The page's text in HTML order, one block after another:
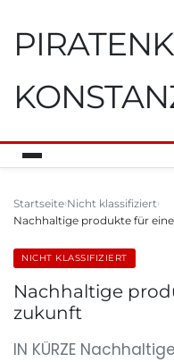
Startseite Nicht klassifiziert
Nachhaltige produkte für
NICHT KLASSIFIZIERT
Nachhaltige
zukunft
IN KÜRZE